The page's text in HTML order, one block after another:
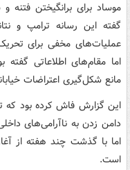
موساد برای برانگیختن
گفته این رسانه ترامپ و
عملیات‌های مخفی برای
اما مقام‌های اطلاعاتی گفته
مانع شکل‌گیری اعتراضات
این گزارش فاش کرده بود که
دامن زدن به ناآرامی‌های
اما با گذشت چند هفته از
است.